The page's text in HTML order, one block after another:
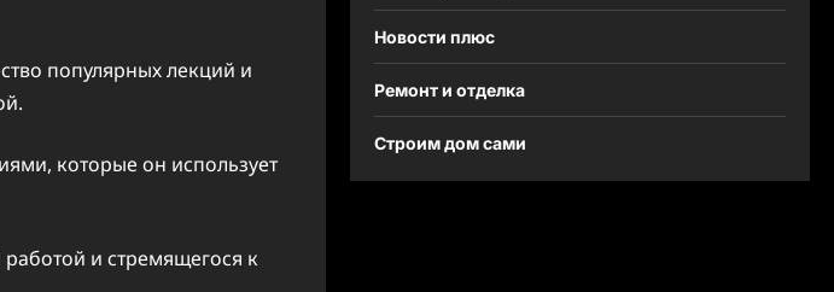
популярных лекций и
которые он использует
и стремящегося к
Новости плюс
Ремонт и отделка
Строим дом сами